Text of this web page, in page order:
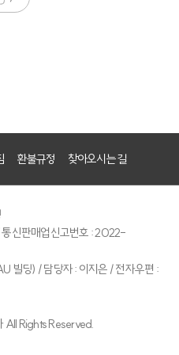
환불규정 찾아오시는 길
신판매업신고번호 : 2022-
빌딩) / 담당자 : 이지은 / 전자우편 :
Rights Reserved.